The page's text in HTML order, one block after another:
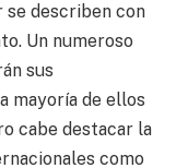
describen con
Un numeroso
sus
mayoría de ellos
cabe destacar la
como